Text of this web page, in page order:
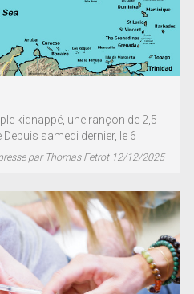
kidnappé, une rançon de 2,5
samedi dernier, le 6
par Thomas Fetrot 12/12/2025